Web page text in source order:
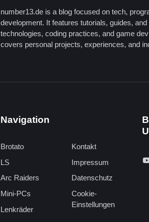
number13.de is a blog focused on tech,
development. It features tutorials, guides,
technologies, coding practices, and game
covers personal projects, experiences, and
Navigation
Brotato
LS
Arc Raiders
Mini-PCs
Lenkräder
Kontakt
Impressum
Datenschutz
Cookie-
Einstellungen